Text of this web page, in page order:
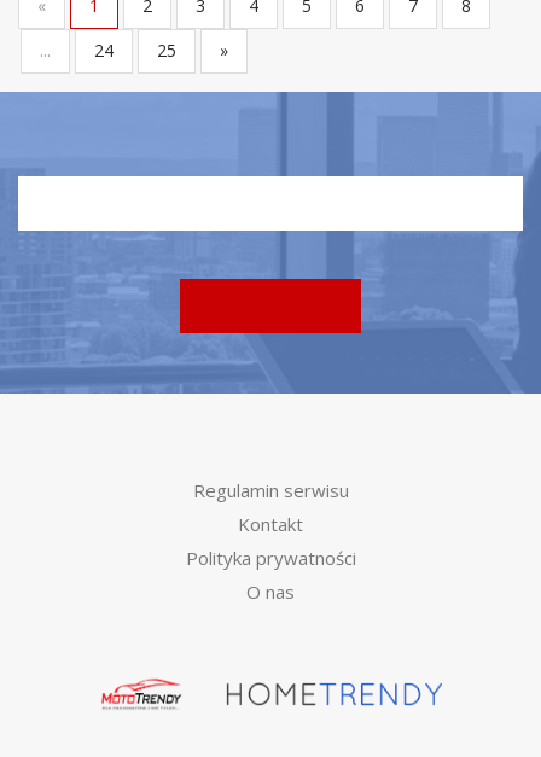
« 1 2 3 4 5 6 7
8
...
24 25 »
Regulamin serwisu
Kontakt
Polityka prywatności
O nas